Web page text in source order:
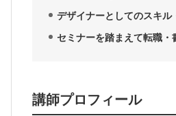
デザイナーとしてのスキ
セミナーを踏まえて転職
講師プロフィール